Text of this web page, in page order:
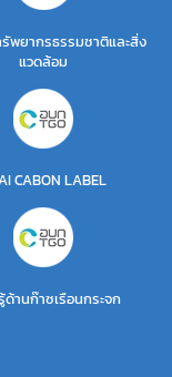
พยากรธรรมชาติและสิ่ง
แวดล้อม
CABON LABEL
ด้านก๊าซเรือนกระจก